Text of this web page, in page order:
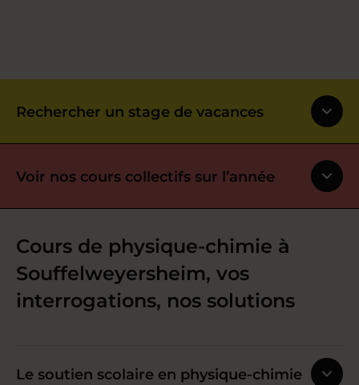
Rechercher un stage de vacances
Voir nos cours collectifs sur l’année
Cours de physique-chimie à
Souffelweyersheim, vos
interrogations, nos solutions
Le soutien scolaire en physique-chimie